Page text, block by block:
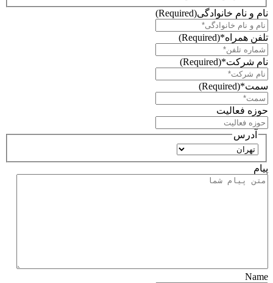
نام و نام خانوادگی(Required)
تلفن همراه*(Required)
نام شرکت*(Required)
سمت*(Required)
حوزه فعالیت
آدرس
استان
پیام
Name